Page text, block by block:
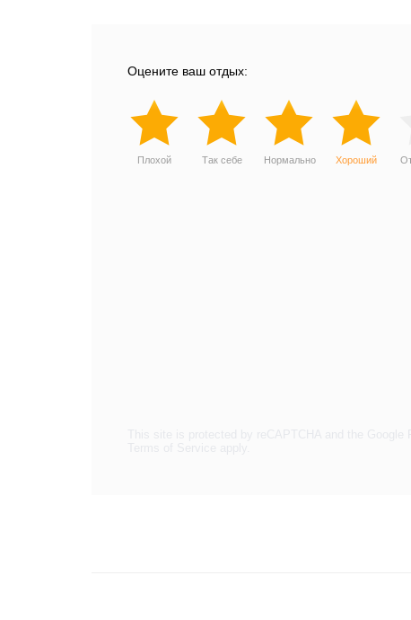
Оцените ваш отдых:
Плохой Так себе Нормально Хороший